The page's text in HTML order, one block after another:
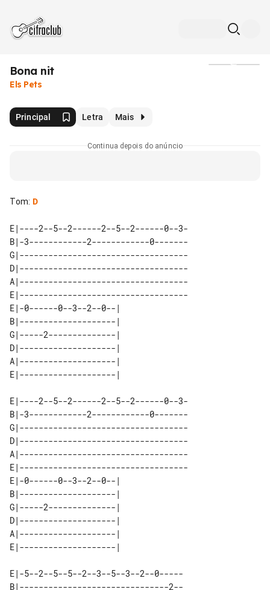
Bona nit
Els Pets
Principal Letra Mais
Continua depois do anúncio
Tom: D
E|----2--5--2------2--5--2------0--3-
B|-3------------2------------0-------
G|-----------------------------------
D|-----------------------------------
A|-----------------------------------
E|-----------------------------------
E|-0------0--3--2--0--|
B|--------------------|
G|-----2--------------|
D|--------------------|
A|--------------------|
E|----2--5--2------2--5--2------0--3-
B|-3------------2------------0-------
G|-----------------------------------
D|-----------------------------------
A|-----------------------------------
E|-----------------------------------
E|-0------0--3--2--0--|
B|--------------------|
G|-----2--------------|
D|--------------------|
A|--------------------|
E|-5--2--5--5--2--3--5--3--2--0-----
B|-------------------------------2--